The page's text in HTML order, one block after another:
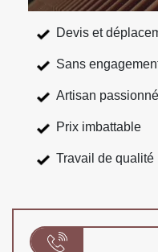
Devis et
Sans
Artisan passionné
Prix imbattable
Travail de qualité